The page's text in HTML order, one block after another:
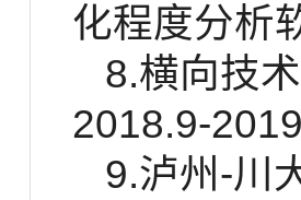
化程度分析
8.横向技
2018.9-
9.泸州-川